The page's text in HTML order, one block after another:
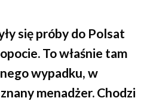
się próby do Polsat
To właśnie tam
wypadku, w
menadżer. Chodzi